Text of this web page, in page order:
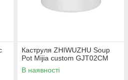
Каструля ZHIWUZHU Soup
Pot Mijia custom GJT02CM
В наявності